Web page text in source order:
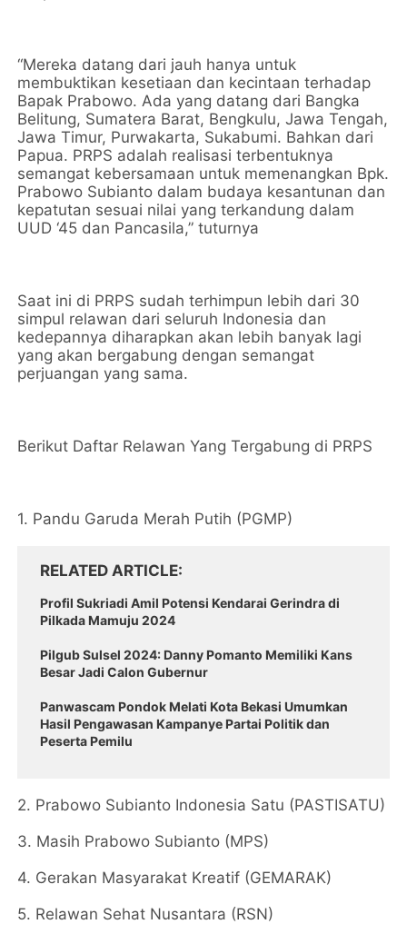
“Mereka datang dari jauh hanya untuk
membuktikan kesetiaan dan kecintaan terhadap
Bapak Prabowo. Ada yang datang dari Bangka
Belitung, Sumatera Barat, Bengkulu, Jawa Tengah,
Jawa Timur, Purwakarta, Sukabumi. Bahkan dari
Papua. PRPS adalah realisasi terbentuknya
semangat kebersamaan untuk memenangkan Bpk.
Prabowo Subianto dalam budaya kesantunan dan
kepatutan sesuai nilai yang terkandung dalam
UUD ‘45 dan Pancasila,” tuturnya
Saat ini di PRPS sudah terhimpun lebih dari 30
simpul relawan dari seluruh Indonesia dan
kedepannya diharapkan akan lebih banyak lagi
yang akan bergabung dengan semangat
perjuangan yang sama.
Berikut Daftar Relawan Yang Tergabung di PRPS
1. Pandu Garuda Merah Putih (PGMP)
RELATED ARTICLE
Profil Sukriadi Amil Potensi Kendarai Gerindra di
Pilkada Mamuju 2024
Pilgub Sulsel 2024: Danny Pomanto Memiliki Kans
Besar Jadi Calon Gubernur
Panwascam Pondok Melati Kota Bekasi Umumkan
Hasil Pengawasan Kampanye Partai Politik dan
Peserta Pemilu
2. Prabowo Subianto Indonesia Satu (PASTISATU)
3. Masih Prabowo Subianto (MPS)
4. Gerakan Masyarakat Kreatif (GEMARAK)
5. Relawan Sehat Nusantara (RSN)